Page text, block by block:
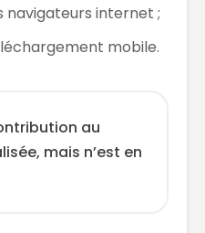
navigateurs internet ;
mobile.
au
mais n’est en